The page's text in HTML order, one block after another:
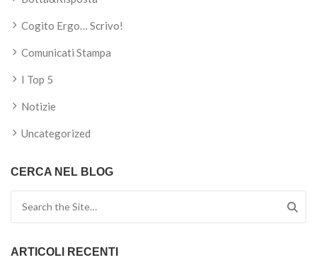
Cogito Ergo… Scrivo!
Comunicati Stampa
I Top 5
Notizie
Uncategorized
CERCA NEL BLOG
ARTICOLI RECENTI